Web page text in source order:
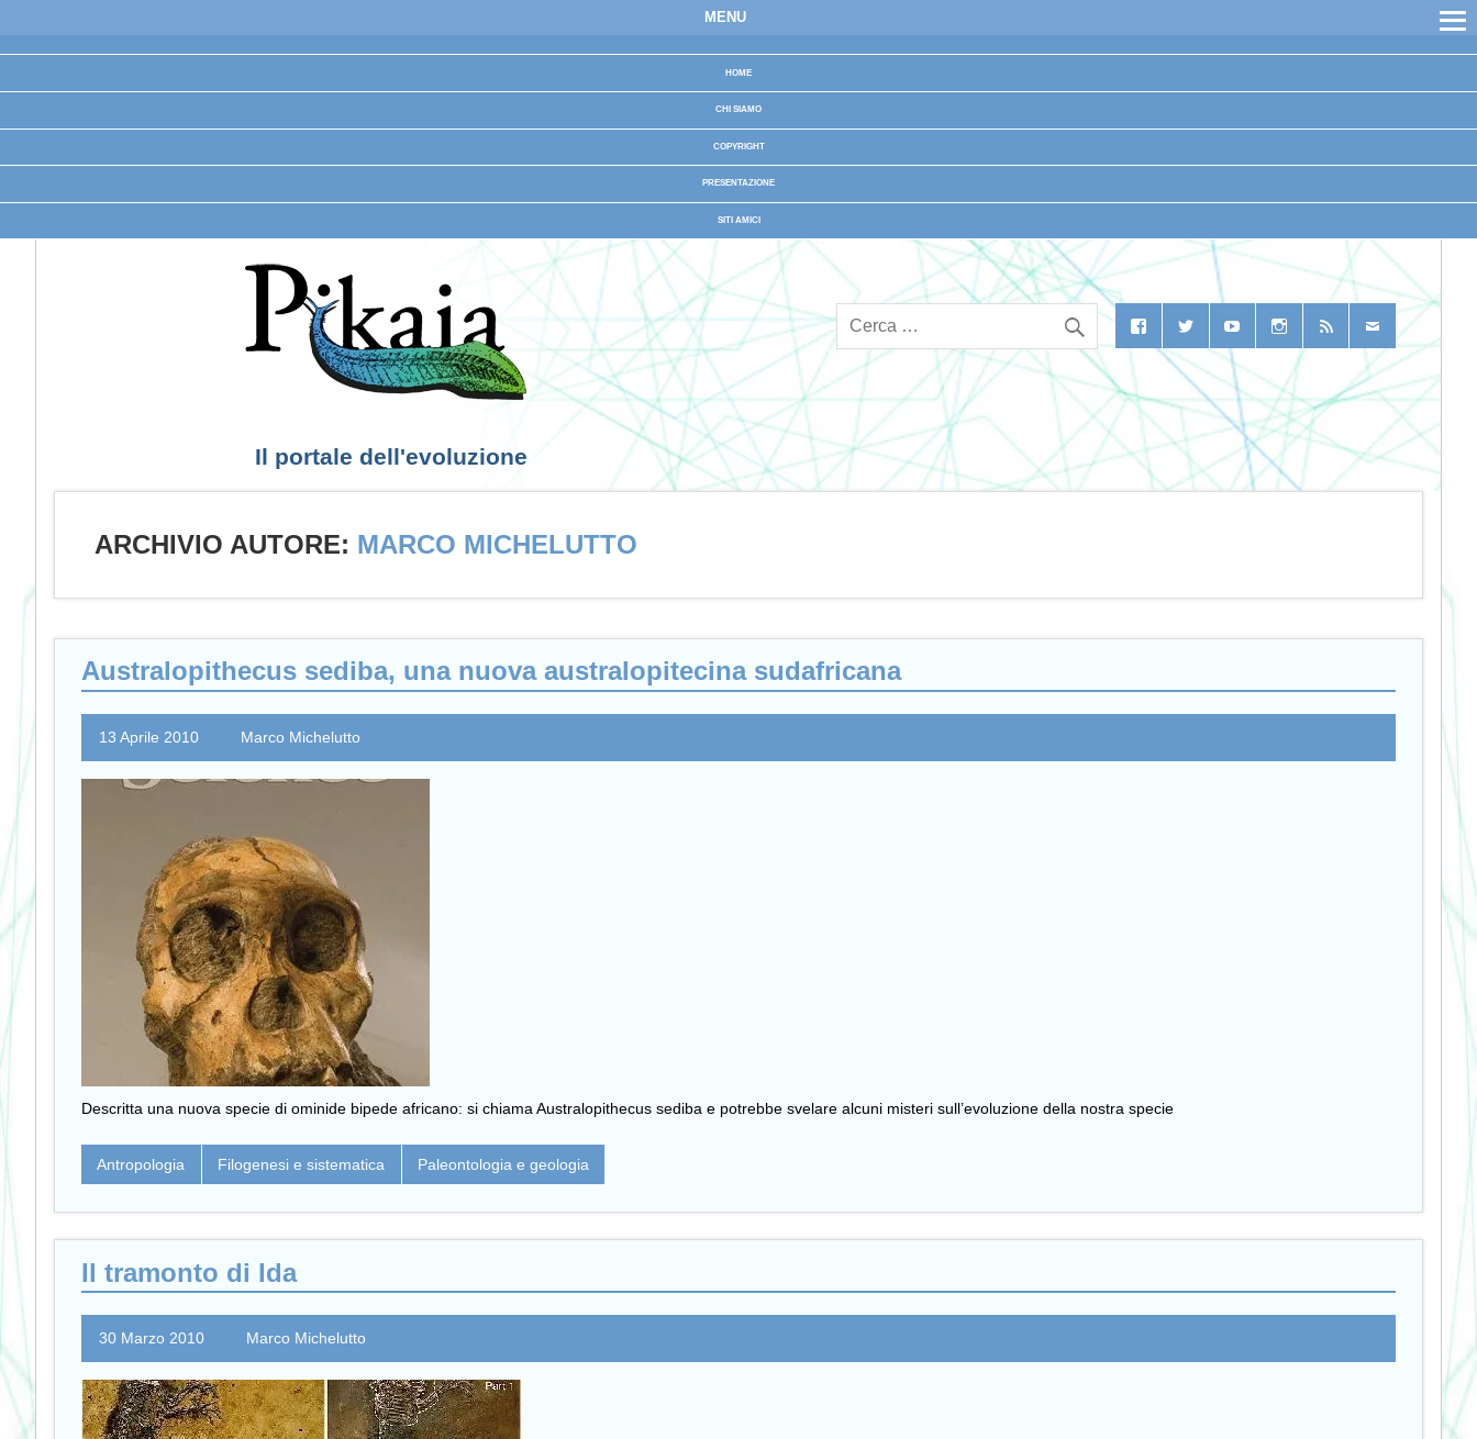
MENU
HOME
CHI SIAMO
COPYRIGHT
PRESENTAZIONE
SITI AMICI
Il portale dell'evoluzione
ARCHIVIO AUTORE: MARCO MICHELUTTO
Australopithecus sediba, una nuova australopitecina sudafricana
13 Aprile 2010 Marco Michelutto
Descritta una nuova specie di ominide bipede africano: si chiama Australopithecus sediba e potrebbe svelare alcuni misteri sull’evoluzione della nostra specie
Antropologia Filogenesi e sistematica Paleontologia e geologia
Il tramonto di Ida
30 Marzo 2010 Marco Michelutto